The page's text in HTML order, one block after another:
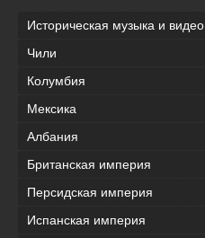
Историческая музыка и видео
Чили
Колумбия
Мексика
Албания
Британская империя
Персидская империя
Испанская империя